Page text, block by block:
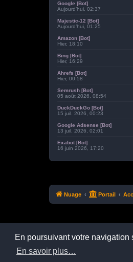
En poursuivant votre navigation
En savoir plus…
Google [Bot]
Aujourd’hui, 02:37
Majestic-12 [Bot]
Aujourd’hui, 01:25
Amazon [Bot]
Hier, 18:10
Bing [Bot]
Hier, 16:29
Ahrefs [Bot]
Hier, 00:58
Semrush [Bot]
05 août 2026, 08:54
DuckDuckGo [Bot]
15 juil. 2026, 00:23
Google Adsense [Bot]
13 juil. 2026, 02:01
Exabot [Bot]
16 juin 2026, 17:20
Nuage Portail